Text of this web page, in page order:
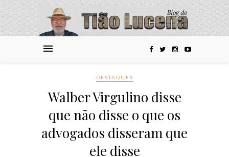
DESTAQUES
Walber Virgulino disse
que não disse o que os
advogados disseram que
ele disse